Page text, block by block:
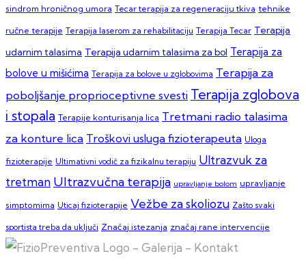
sindrom hroničnog umora Tecar terapija za regeneraciju tkiva tehnike
ručne terapije Terapija laserom za rehabilitaciju Terapija Tecar Terapija
udarnim talasima Terapija udarnim talasima za bol Terapija za
bolove u mišićima Terapija za bolove u zglobovima Terapija za
poboljšanje proprioceptivne svesti Terapija zglobova
i stopala Terapije konturisanja lica Tretmani radio talasima
za konture lica Troškovi usluga fizioterapeuta Uloga
fizioterapije Ultimativni vodič za fizikalnu terapiju Ultrazvuk za
tretman Ultrazvučna terapija upravljanje bolom upravljanje
simptomima Uticaj fizioterapije Vežbe za skoliozu Zašto svaki
sportista treba da uključi Značaj istezanja značaj rane intervencije